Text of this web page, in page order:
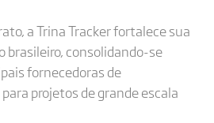
a Trina Tracker fortalece sua
brasileiro, consolidando-se
fornecedoras de
projetos de grande escala